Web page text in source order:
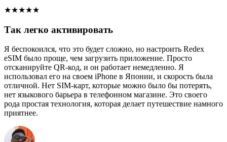
★★★★★
Так легко активировать
Я беспокоился, что это будет сложно, но настроить Redex
eSIM было проще, чем загрузить приложение. Просто
отсканируйте QR-код, и он работает немедленно. Я
использовал его на своем iPhone в Японии, и скорость была
отличной. Нет SIM-карт, которые можно было бы потерять,
нет языкового барьера в телефонном магазине. Это своего
рода простая технология, которая делает путешествие намного
приятнее.